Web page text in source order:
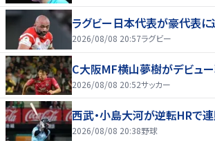
ラグビー日本代表が豪代表
2026/08/08 20:57ラグビー
C大阪MF横山夢樹がデビュ
2026/08/08 20:52サッカー
西武・小島大河が逆転HRで
2026/08/08 20:38野球